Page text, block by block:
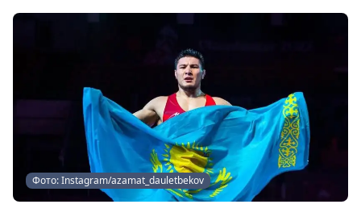
Фото: Instagram/azamat_dauletbekov